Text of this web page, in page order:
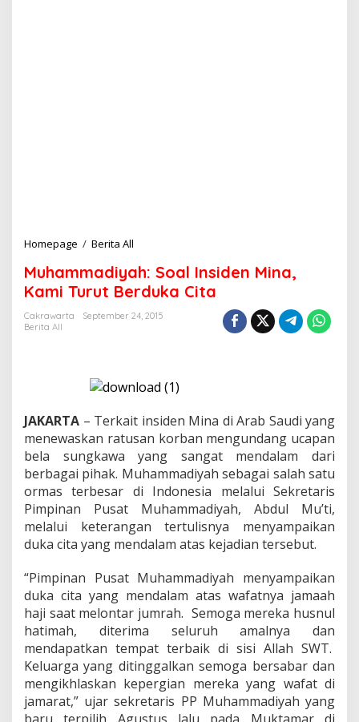
Homepage / Berita All
h
a
m
m
a
:
o
a
l
I
i
d
n
M
i
n
a
,
K
m
i
Muhammadiyah: Soal Insiden Mina,
Kami Turut Berduka Cita
Cakrawarta
September 24, 2015
Berita All
JAKARTA – Terkait insiden Mina di Arab Saudi yang
menewaskan ratusan korban mengundang ucapan
bela sungkawa yang sangat mendalam dari
berbagai pihak. Muhammadiyah sebagai salah satu
ormas terbesar di Indonesia melalui Sekretaris
Pimpinan Pusat Muhammadiyah, Abdul Mu’ti,
melalui keterangan tertulisnya menyampaikan
duka cita yang mendalam atas kejadian tersebut.
“Pimpinan Pusat Muhammadiyah menyampaikan
duka cita yang mendalam atas wafatnya jamaah
haji saat melontar jumrah. Semoga mereka husnul
hatimah, diterima seluruh amalnya dan
mendapatkan tempat terbaik di sisi Allah SWT.
Keluarga yang ditinggalkan semoga bersabar dan
mengikhlaskan kepergian mereka yang wafat di
jamarat,” ujar sekretaris PP Muhammadiyah yang